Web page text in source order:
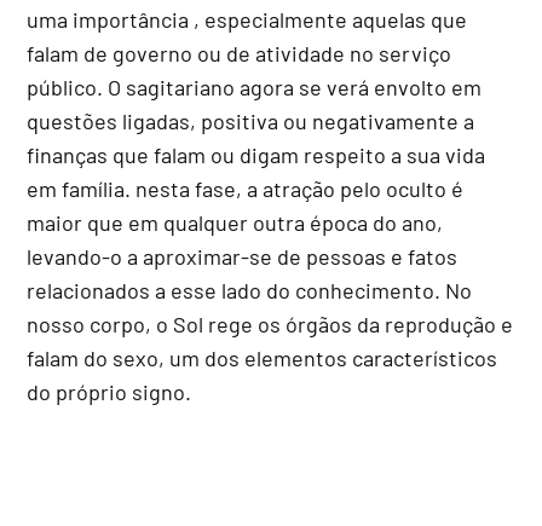
uma importância , especialmente aquelas que
falam de governo ou de atividade no serviço
público. O sagitariano agora se verá envolto em
questões ligadas, positiva ou negativamente a
finanças que falam ou digam respeito a sua vida
em família. nesta fase, a atração pelo oculto é
maior que em qualquer outra época do ano,
levando-o a aproximar-se de pessoas e fatos
relacionados a esse lado do conhecimento. No
nosso corpo, o Sol rege os órgãos da reprodução e
falam do sexo, um dos elementos característicos
do próprio signo.